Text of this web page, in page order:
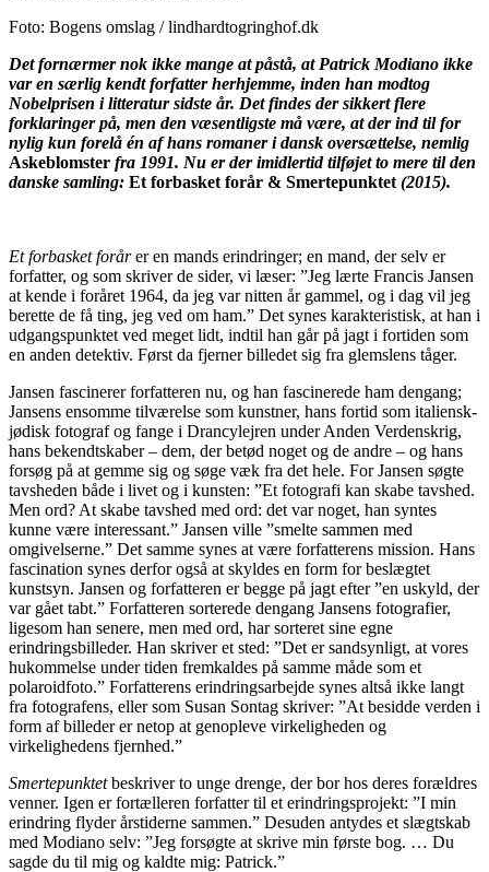
Foto: Bogens omslag / lindhardtogringhof.dk
Det fornærmer nok ikke mange at påstå, at Patrick Modiano ikke
var en særlig kendt forfatter herhjemme, inden han modtog
Nobelprisen i litteratur sidste år. Det findes der sikkert flere
forklaringer på, men den væsentligste må være, at der ind til for
nylig kun forelå én af hans romaner i dansk oversættelse, nemlig
Askeblomster fra 1991. Nu er der imidlertid tilføjet to mere til den
danske samling: Et forbasket forår & Smertepunktet (2015).
Et forbasket forårer en mands erindringer; en mand, der selv er
forfatter, og som skriver de sider, vi læser: ”Jeg lærte Francis Jansen
at kende i foråret 1964, da jeg var nitten år gammel, og i dag vil jeg
berette de få ting, jeg ved om ham.” Det synes karakteristisk, at han i
udgangspunktet ved meget lidt, indtil han går på jagt i fortiden som
en anden detektiv. Først da fjerner billedet sig fra glemslens tåger.
Jansen fascinerer forfatteren nu, og han fascinerede ham dengang;
Jansens ensomme tilværelse som kunstner, hans fortid som italiensk-
jødisk fotograf og fange i Drancylejren under Anden Verdenskrig,
hans bekendtskaber – dem, der betød noget og de andre – og hans
forsøg på at gemme sig og søge væk fra det hele. For Jansen søgte
tavsheden både i livet og i kunsten: ”Et fotografi kan skabe tavshed.
Men ord? At skabe tavshed med ord: det var noget, han syntes
kunne være interessant.” Jansen ville ”smelte sammen med
omgivelserne.” Det samme synes at være forfatterens mission. Hans
fascination synes derfor også at skyldes en form for beslægtet
kunstsyn. Jansen og forfatteren er begge på jagt efter ”en uskyld, der
var gået tabt.” Forfatteren sorterede dengang Jansens fotografier,
ligesom han senere, men med ord, har sorteret sine egne
erindringsbilleder. Han skriver et sted: ”Det er sandsynligt, at vores
hukommelse under tiden fremkaldes på samme måde som et
polaroidfoto.” Forfatterens erindringsarbejde synes altså ikke langt
fra fotografens, eller som Susan Sontag skriver: ”At besidde verden i
form af billeder er netop at genopleve virkeligheden og
virkelighedens fjernhed.”
Smertepunktetbeskriver to unge drenge, der bor hos deres forældres
venner. Igen er fortælleren forfatter til et erindringsprojekt: ”I min
erindring flyder årstiderne sammen.” Desuden antydes et slægtskab
med Modiano selv: ”Jeg forsøgte at skrive min første bog. … Du
sagde du til mig og kaldte mig: Patrick.”